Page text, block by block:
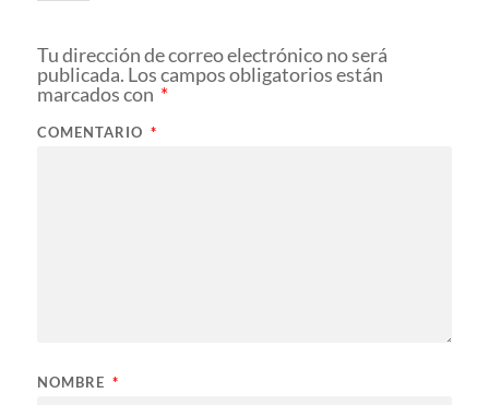
Tu dirección de correo electrónico no será
publicada. Los campos obligatorios están
marcados con *
COMENTARIO *
NOMBRE *